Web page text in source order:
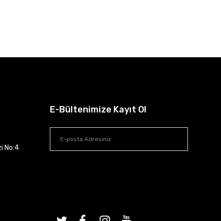
No:4
E-Bültenimize Kayıt Ol